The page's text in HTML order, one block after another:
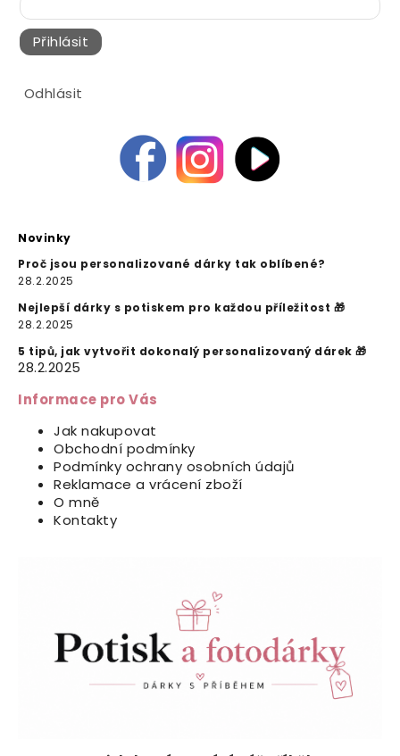
Přihlásit
Odhlásit
Novinky
Proč jsou personalizované dárky tak oblíbené?
28.2.2025
Nejlepší dárky s potiskem pro každou příležitost 🎁
28.2.2025
5 tipů, jak vytvořit dokonalý personalizovaný dárek 🎁
28.2.2025
Informace pro Vás
Jak nakupovat
Obchodní podmínky
Podmínky ochrany osobních údajů
Reklamace a vrácení zboží
O mně
Kontakty